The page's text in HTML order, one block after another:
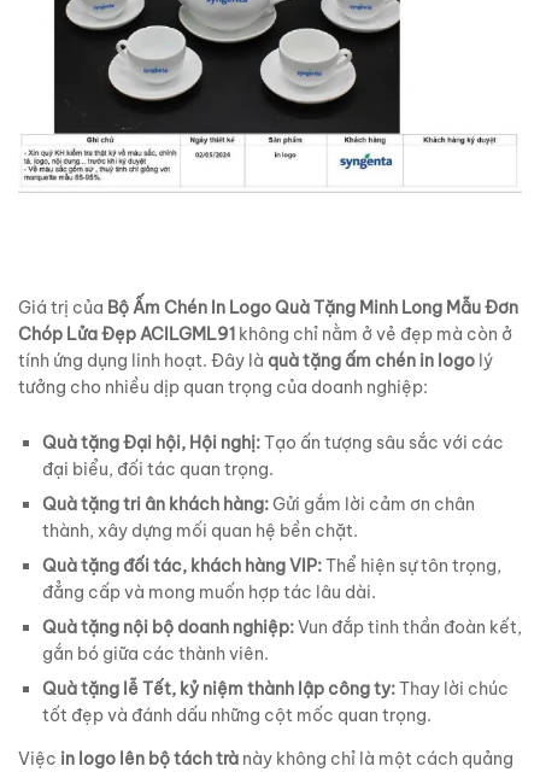
Giá trị của Bộ Ấm Chén In Logo Quà Tặng Minh Long Mẫu Đơn
Chóp Lửa Đẹp ACILGML91 không chỉ nằm ở vẻ đẹp mà còn ở
tính ứng dụng linh hoạt. Đây là quà tặng ấm chén in logo lý
tưởng cho nhiều dịp quan trọng của doanh nghiệp:
Quà tặng Đại hội, Hội nghị:Tạo ấn tượng sâu sắc với các
đại biểu, đối tác quan trọng.
Quà tặng tri ân khách hàng:Gửi gắm lời cảm ơn chân
thành, xây dựng mối quan hệ bền chặt.
Quà tặng đối tác, khách hàng VIP:Thể hiện sự tôn trọng,
đẳng cấp và mong muốn hợp tác lâu dài.
Quà tặng nội bộ doanh nghiệp:Vun đắp tinh thần đoàn kết,
gắn bó giữa các thành viên.
Quà tặng lễ Tết, kỷ niệm thành lập công ty:Thay lời chúc
tốt đẹp và đánh dấu những cột mốc quan trọng.
Việc in logo lên bộ tách trà này không chỉ là một cách quảng